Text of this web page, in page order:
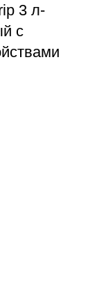
3 л-
с